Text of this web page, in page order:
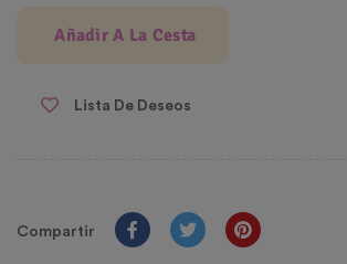
Añadir A La Cesta
Lista De Deseos
Compartir